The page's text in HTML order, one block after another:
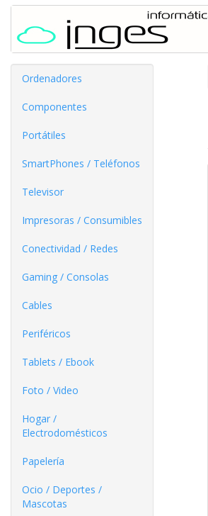
Ordenadores
Componentes
Portátiles
SmartPhones / Teléfonos
Televisor
Impresoras / Consumibles
Conectividad / Redes
Gaming / Consolas
Cables
Periféricos
Tablets / Ebook
Foto / Video
Hogar /
Electrodomésticos
Papelería
Ocio / Deportes /
Mascotas